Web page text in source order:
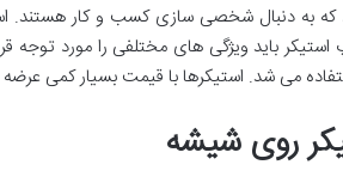
که به دنبال شخصی سازی کسب و کار هستند.
می شد. استیکرها با قیمت بسیار کمی
روی شیشه